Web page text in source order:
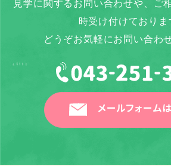
見学に関するお問い合わせや、ご
時受け付けておりま
どうぞお気軽にお問い合わ
メールフォーム